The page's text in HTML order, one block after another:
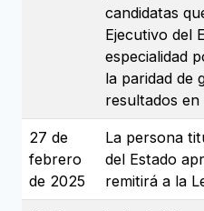
candidatas
Ejecutivo del
especialidad
la paridad de
resultados en
27 de
febrero
de 2025
La persona
del Estado
remitirá a la